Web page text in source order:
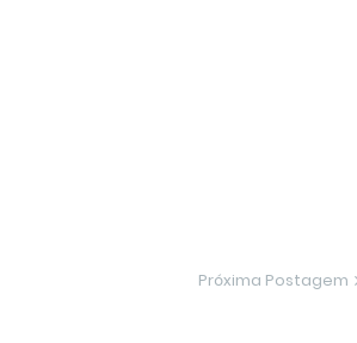
Próxima Postagem